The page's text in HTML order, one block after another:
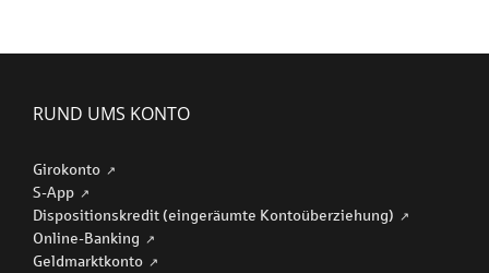
RUND UMS KONTO
Girokonto
S-App
Dispositionskredit (eingeräumte Kontoüberziehung)
Online-Banking
Geldmarktkonto